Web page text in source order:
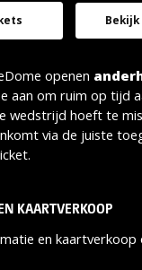
openen
aan om ruim op tijd
wedstrijd hoeft te
via de juiste
KAARTVERKOOP
en kaartverkoop